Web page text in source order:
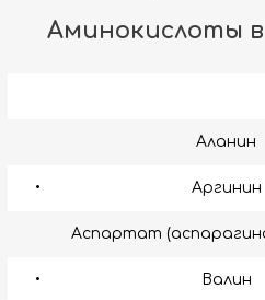
Аминокислоты в
Аланин
• Аргинин
Аспартат
• Валин